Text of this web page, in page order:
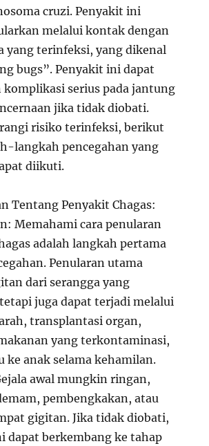
cruzi. Penyakit ini
melalui kontak dengan
yang terinfeksi, yang dikenal
bugs”. Penyakit ini dapat
komplikasi serius pada jantung
jika tidak diobati.
risiko terinfeksi, berikut
langkah pencegahan yang
diikuti.
Tentang Penyakit Chagas:
Memahami cara penularan
adalah langkah pertama
Penularan utama
dari serangga yang
juga dapat terjadi melalui
transplantasi organ,
yang terkontaminasi,
ke anak selama kehamilan.
awal mungkin ringan,
pembengkakan, atau
gigitan. Jika tidak diobati,
dapat berkembang ke tahap